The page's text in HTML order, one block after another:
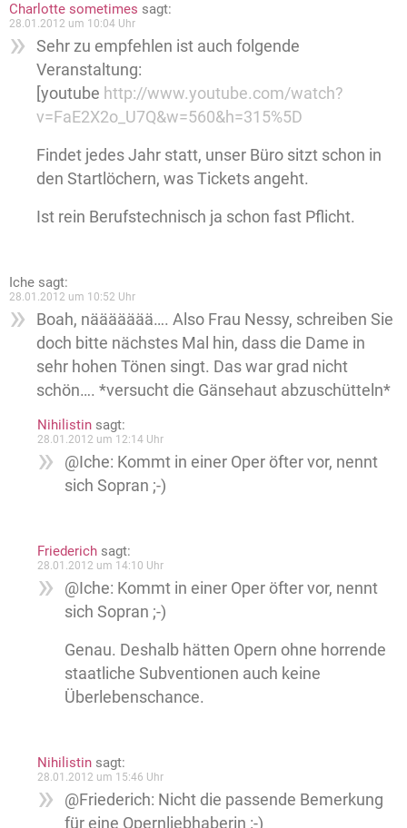
Charlotte sometimes sagt:
28.01.2012 um 10:04 Uhr
Sehr zu empfehlen ist auch folgende
Veranstaltung:
[youtube http://www.youtube.com/watch?
v=FaE2X2o_U7Q&w=560&h=315%5D
Findet jedes Jahr statt, unser Büro sitzt schon in
den Startlöchern, was Tickets angeht.
Ist rein Berufstechnisch ja schon fast Pflicht.
Iche sagt:
28.01.2012 um 10:52 Uhr
Boah, näääääää…. Also Frau Nessy, schreiben Sie
doch bitte nächstes Mal hin, dass die Dame in
sehr hohen Tönen singt. Das war grad nicht
schön…. *versucht die Gänsehaut abzuschütteln*
Nihilistin sagt:
28.01.2012 um 12:14 Uhr
@Iche: Kommt in einer Oper öfter vor, nennt
sich Sopran ;-)
Friederich sagt:
28.01.2012 um 14:10 Uhr
@Iche: Kommt in einer Oper öfter vor, nennt
sich Sopran ;-)
Genau. Deshalb hätten Opern ohne horrende
staatliche Subventionen auch keine
Überlebenschance.
Nihilistin sagt:
28.01.2012 um 15:46 Uhr
@Friederich: Nicht die passende Bemerkung
für eine Opernliebhaberin :-)